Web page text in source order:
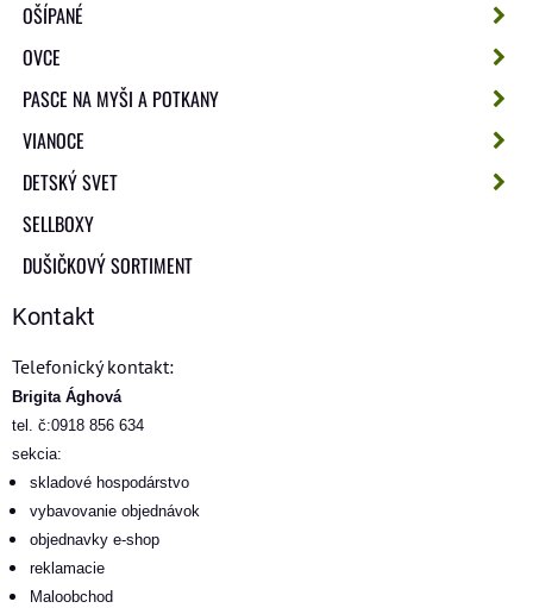
OŠÍPANÉ
OVCE
PASCE NA MYŠI A POTKANY
VIANOCE
DETSKÝ SVET
SELLBOXY
DUŠIČKOVÝ SORTIMENT
Kontakt
Telefonický kontakt:
Brigita Ághová
tel. č:0918 856 634
sekcia:
skladové hospodárstvo
vybavovanie objednávok
objednavky e-shop
reklamacie
Maloobchod